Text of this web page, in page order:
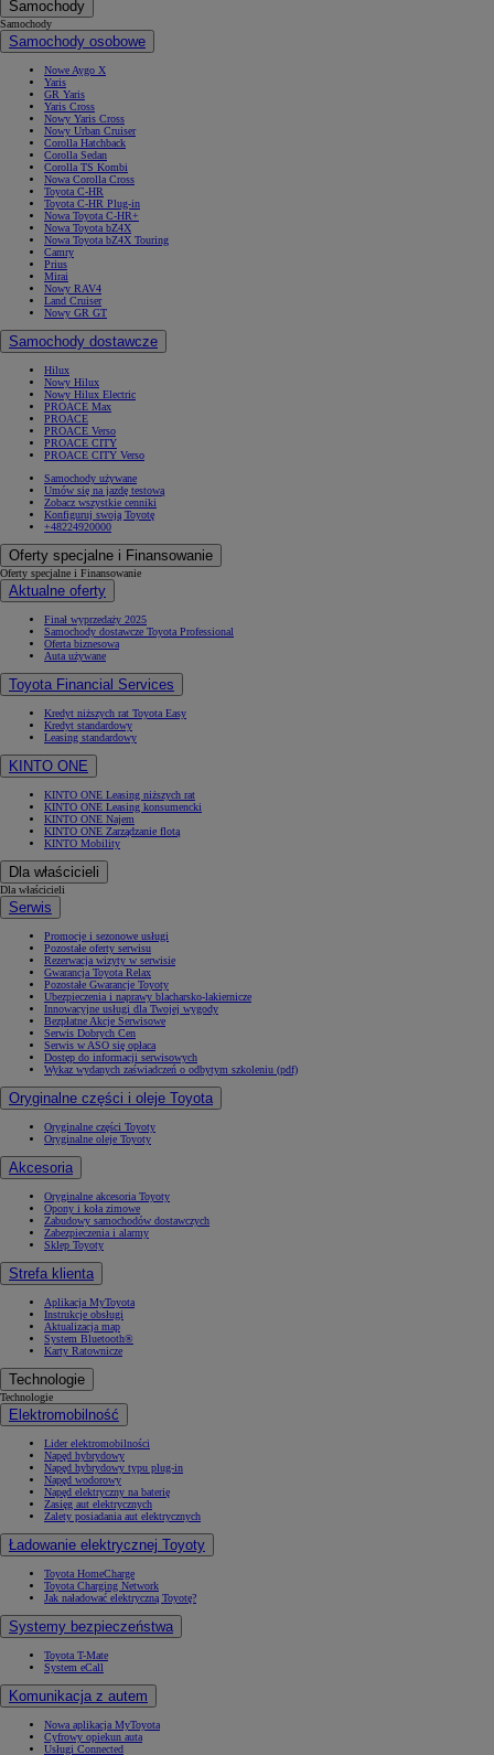
Samochody
Samochody
Samochody osobowe
Nowe Aygo X
Yaris
GR Yaris
Yaris Cross
Nowy Yaris Cross
Nowy Urban Cruiser
Corolla Hatchback
Corolla Sedan
Corolla TS Kombi
Nowa Corolla Cross
Toyota C-HR
Toyota C-HR Plug-in
Nowa Toyota C-HR+
Nowa Toyota bZ4X
Nowa Toyota bZ4X Touring
Camry
Prius
Mirai
Nowy RAV4
Land Cruiser
Nowy GR GT
Samochody dostawcze
Hilux
Nowy Hilux
Nowy Hilux Electric
PROACE Max
PROACE
PROACE Verso
PROACE CITY
PROACE CITY Verso
Samochody używane
Umów się na jazdę testową
Zobacz wszystkie cenniki
Konfiguruj swoją Toyotę
+48224920000
Oferty specjalne i Finansowanie
Oferty specjalne i Finansowanie
Aktualne oferty
Finał wyprzedaży 2025
Samochody dostawcze Toyota Professional
Oferta biznesowa
Auta używane
Toyota Financial Services
Kredyt niższych rat Toyota Easy
Kredyt standardowy
Leasing standardowy
KINTO ONE
KINTO ONE Leasing niższych rat
KINTO ONE Leasing konsumencki
KINTO ONE Najem
KINTO ONE Zarządzanie flotą
KINTO Mobility
Dla właścicieli
Dla właścicieli
Serwis
Promocje i sezonowe usługi
Pozostałe oferty serwisu
Rezerwacja wizyty w serwisie
Gwarancja Toyota Relax
Pozostałe Gwarancje Toyoty
Ubezpieczenia i naprawy blacharsko-lakiernicze
Innowacyjne usługi dla Twojej wygody
Bezpłatne Akcje Serwisowe
Serwis Dobrych Cen
Serwis w ASO się opłaca
Dostęp do informacji serwisowych
Wykaz wydanych zaświadczeń o odbytym szkoleniu (pdf)
Oryginalne części i oleje Toyota
Oryginalne części Toyoty
Oryginalne oleje Toyoty
Akcesoria
Oryginalne akcesoria Toyoty
Opony i koła zimowe
Zabudowy samochodów dostawczych
Zabezpieczenia i alarmy
Sklep Toyoty
Strefa klienta
Aplikacja MyToyota
Instrukcje obsługi
Aktualizacja map
System Bluetooth®
Karty Ratownicze
Technologie
Technologie
Elektromobilność
Lider elektromobilności
Napęd hybrydowy
Napęd hybrydowy typu plug-in
Napęd wodorowy
Napęd elektryczny na baterię
Zasięg aut elektrycznych
Zalety posiadania aut elektrycznych
Ładowanie elektrycznej Toyoty
Toyota HomeCharge
Toyota Charging Network
Jak naładować elektryczną Toyotę?
Systemy bezpieczeństwa
Toyota T-Mate
System eCall
Komunikacja z autem
Nowa aplikacja MyToyota
Cyfrowy opiekun auta
Usługi Connected